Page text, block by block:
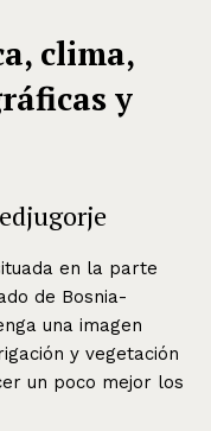
clima,
y
en la parte
de Bosnia-
una imagen
y vegetación
un poco mejor los